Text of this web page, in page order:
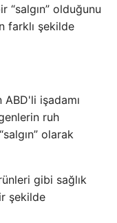
“salgın” olduğunu
farklı şekilde
işadamı
ruh
olarak
gibi sağlık
şekilde